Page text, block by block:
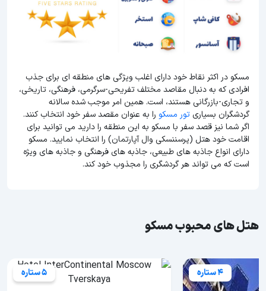
مسکو در اکثر نقاط خود دارای اغلب ویژگی های منطقه ای برای جذب
افرادی که به دنبال مقاصد مختلف تفریحی-سرگرمی، فرهنگی، تاریخی،
و تجاری-بازرگانی هستند، است. همین امر موجب شده سالانه
گردشگران بسیاریتور مسکو را به عنوان مقصد سفر خود انتخاب کنند.
اگر شما نیز قصد سفر با مسکو به این منطقه را دارید می توانید برای
اقامت خود هتل (پرسننسکی وال آپارتمان) را انتخاب نمایید. مسکو
دارای انواع جاذبه های طبیعی، جاذبه های فرهنگی و جاذبه های ویژه
است که می تواند هر گردشگری را مجذوب خود کند.
هتل های محبوب مسکو
4 ستاره 5 ستاره